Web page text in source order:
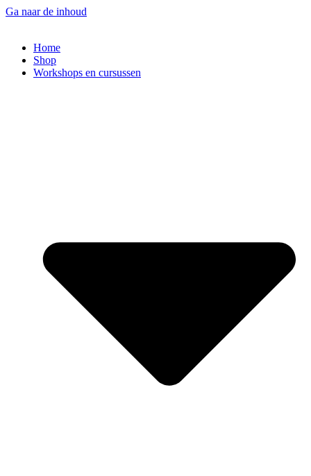
Ga naar de inhoud
Home
Shop
Workshops en cursussen